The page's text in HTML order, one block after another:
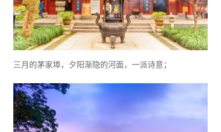
三月的茅家埠，夕阳渐隐的河面，一派诗意；